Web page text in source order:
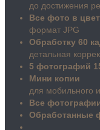
до достижения
Все фото в
формат JPG
Обработку 60
детальная
5 фотографий
Мини копии
для мобильного
Все
Обработанные